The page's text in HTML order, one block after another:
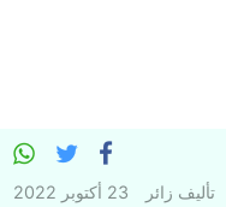
تأليف زائر 23 أكتوبر 2022